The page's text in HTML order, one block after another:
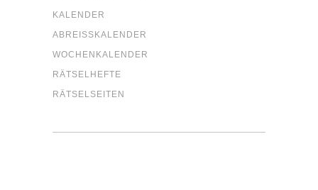
KALEN­DER
ABREISS­KA­LEN­DER
WOCHEN­KA­LEN­DER
RÄT­SEL­HEF­TE
RÄT­SEL­SEI­TEN